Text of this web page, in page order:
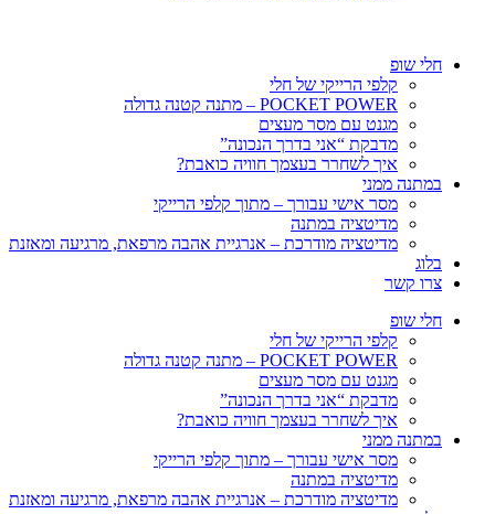
חלי שופ
קלפי הרייקי של חלי
POCKET POWER – מתנה קטנה גדולה
מגנט עם מסר מעצים
מדבקת “אני בדרך הנכונה”
איך לשחרר בעצמך חוויה כואבת?
במתנה ממני
מסר אישי עבורך – מתוך קלפי הרייקי
מדיטציה במתנה
מדיטציה מודרכת – אנרגיית אהבה מרפאת, מרגיעה ומאזנת
בלוג
צרו קשר
חלי שופ
קלפי הרייקי של חלי
POCKET POWER – מתנה קטנה גדולה
מגנט עם מסר מעצים
מדבקת “אני בדרך הנכונה”
איך לשחרר בעצמך חוויה כואבת?
במתנה ממני
מסר אישי עבורך – מתוך קלפי הרייקי
מדיטציה במתנה
מדיטציה מודרכת – אנרגיית אהבה מרפאת, מרגיעה ומאזנת